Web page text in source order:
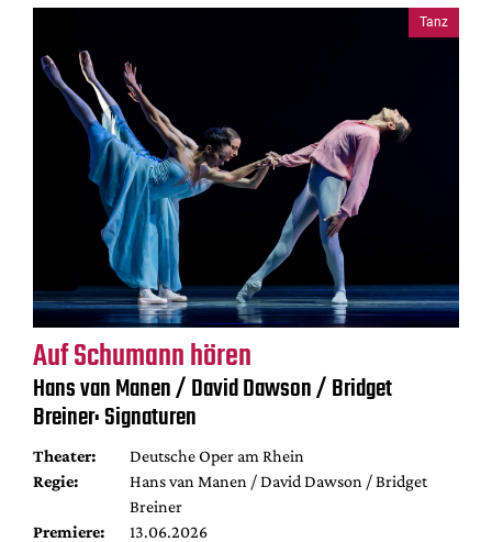
Tanz
Auf Schumann hören
Hans van Manen / David Dawson / Bridget
Breiner: Signaturen
Theater:
Deutsche Oper am Rhein
Regie:
Hans van Manen / David Dawson / Bridget
Breiner
Premiere:
13.06.2026